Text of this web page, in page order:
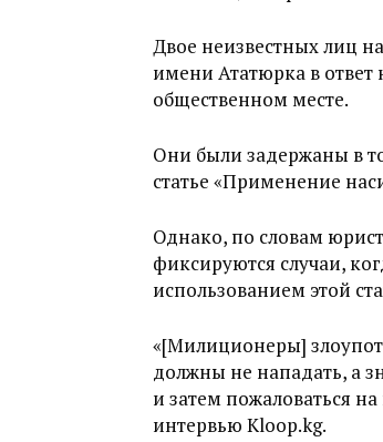
Двое неизвестных лиц
имени Ататюрка в ответ
общественном месте.
Они были задержаны в
статье «Применение
Однако, по словам
фиксируются случаи,
использованием этой
«[Милиционеры]
должны не нападать, а
и затем пожаловаться
интервью Kloop.kg.